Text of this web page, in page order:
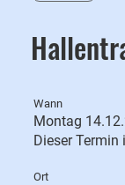
Wann
Montag
Dieser Termin
Ort